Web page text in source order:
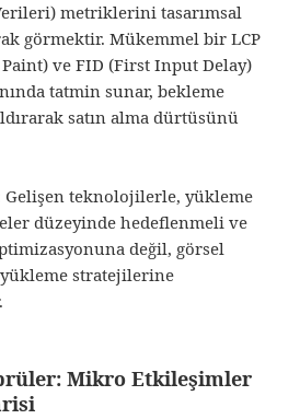
metriklerini tasarımsal
görmektir. Mükemmel bir LCP
ve FID (First Input Delay)
tatmin sunar, bekleme
satın alma dürtüsünü
Gelişen teknolojilerle, yükleme
düzeyinde hedeflenmeli ve
değil, görsel
yükleme stratejilerine
Mikro Etkileşimler